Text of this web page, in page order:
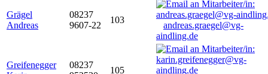
Grägel
Andreas
08237
9607-22
103
andreas.graegel@vg-
aindling.de
Greifenegger
08237
105